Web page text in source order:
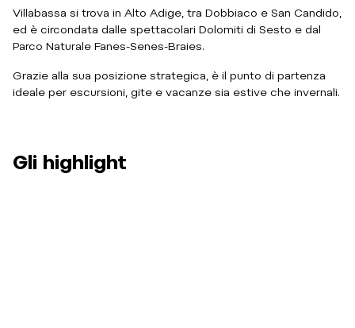
Villabassa si trova in Alto Adige, tra Dobbiaco e San Candido,
ed è circondata dalle spettacolari Dolomiti di Sesto e dal
Parco Naturale Fanes-Senes-Braies.
Grazie alla sua posizione strategica, è il punto di partenza
ideale per escursioni, gite e vacanze sia estive che invernali.
Gli highlight